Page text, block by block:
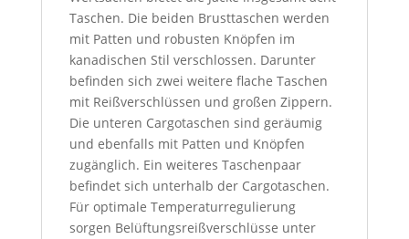
Taschen. Die beiden Brusttaschen werden
mit Patten und robusten Knöpfen im
kanadischen Stil verschlossen. Darunter
befinden sich zwei weitere flache Taschen
mit Reißverschlüssen und großen Zippern.
Die unteren Cargotaschen sind geräumig
und ebenfalls mit Patten und Knöpfen
zugänglich. Ein weiteres Taschenpaar
befindet sich unterhalb der Cargotaschen.
Für optimale Temperaturregulierung
sorgen Belüftungsreißverschlüsse unter